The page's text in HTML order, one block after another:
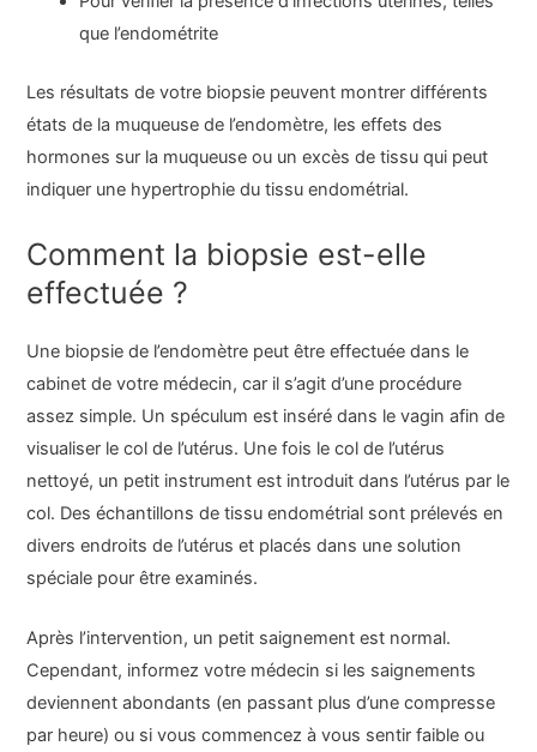
que l’endométrite
Les résultats de votre biopsie peuvent montrer différents
états de la muqueuse de l’endomètre, les effets des
hormones sur la muqueuse ou un excès de tissu qui peut
indiquer une hypertrophie du tissu endométrial.
Comment la biopsie est-elle
effectuée ?
Une biopsie de l’endomètre peut être effectuée dans le
cabinet de votre médecin, car il s’agit d’une procédure
assez simple. Un spéculum est inséré dans le vagin afin de
visualiser le col de l’utérus. Une fois le col de l’utérus
nettoyé, un petit instrument est introduit dans l’utérus par le
col. Des échantillons de tissu endométrial sont prélevés en
divers endroits de l’utérus et placés dans une solution
spéciale pour être examinés.
Après l’intervention, un petit saignement est normal.
Cependant, informez votre médecin si les saignements
deviennent abondants (en passant plus d’une compresse
par heure) ou si vous commencez à vous sentir faible ou